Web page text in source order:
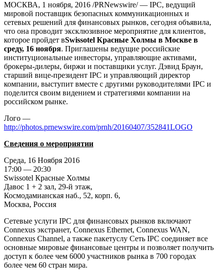
МОСКВА, 1 ноября, 2016 /PRNewswire/ — IPC, ведущий
мировой поставщик безопасных коммуникационных и
сетевых решений для финансовых рынков, сегодня объявила,
что она проводит эксклюзивное мероприятие для клиентов,
которое пройдет вSwissotel Красные Холмы в Москве в
среду, 16 ноября. Приглашены ведущие российские
институциональные инвесторы, управляющие активами,
брокеры-дилеры, биржи и поставщики услуг. Дэвид Браун,
старший вице-президент IPC и управляющий директор
компании, выступит вместе с другими руководителями IPC и
поделится своим видением и стратегиями компании на
российском рынке.
Лого —
http://photos.prnewswire.com/prnh/20160407/352841LOGO
Сведения о мероприятии
Среда, 16 Ноября 2016
17:00 — 20:30
Swissotel Красные Холмы
Давос 1 + 2 зал, 29-й этаж,
Космодамианская наб., 52, корп. 6,
Москва, Россия
Сетевые услуги IPC для финансовых рынков включают
Connexus экстранет, Connexus Ethernet, Connexus WAN,
Connexus Channel, а также пакетуслу Сеть IPC соединяет все
основные мировые финансовые центры и позволяет получить
доступ к более чем 6000 участников рынка в 700 городах
более чем 60 стран мира.